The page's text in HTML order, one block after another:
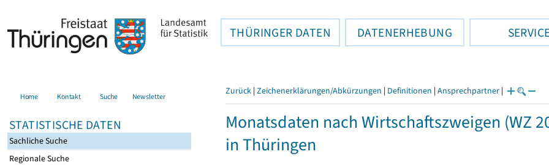
THÜRINGER DATEN DATENERHEBUNG
Home Kontakt Suche Newsletter
STATISTISCHE DATEN
Sachliche Suche
Regionale Suche
Zurück | Zeichenerklärungen/Abkürzungen | Definitionen | Ansprechpartner |
Monatsdaten nach Wirtschaftszweigen (WZ
in Thüringen